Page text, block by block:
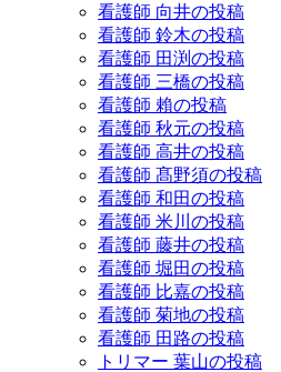
看護師 向井の投稿
看護師 鈴木の投稿
看護師 田渕の投稿
看護師 三橋の投稿
看護師 賴の投稿
看護師 秋元の投稿
看護師 高井の投稿
看護師 髙野須の投稿
看護師 和田の投稿
看護師 米川の投稿
看護師 藤井の投稿
看護師 堀田の投稿
看護師 比嘉の投稿
看護師 菊地の投稿
看護師 田路の投稿
トリマー 葉山の投稿